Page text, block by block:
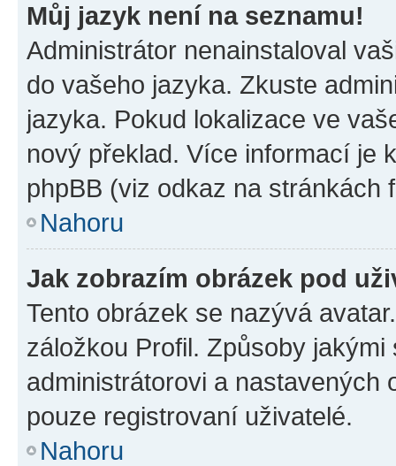
Můj jazyk není na seznamu!
Administrátor nenainstaloval
do vašeho jazyka. Zkuste
jazyka. Pokud lokalizace ve
nový překlad. Více informací je
phpBB (viz odkaz na stránkách
Nahoru
Jak zobrazím obrázek pod
Tento obrázek se nazývá
záložkou Profil. Způsoby
administrátorovi a nastavených
pouze registrovaní uživatelé.
Nahoru